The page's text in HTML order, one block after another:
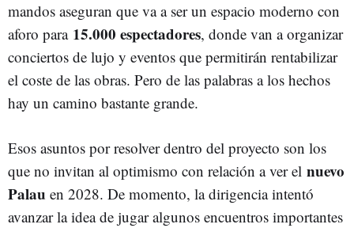
mandos aseguran que va a ser un espacio moderno con
aforo para 15.000 espectadores, donde van a organizar
conciertos de lujo y eventos que permitirán rentabilizar
el coste de las obras. Pero de las palabras a los hechos
hay un camino bastante grande.
Esos asuntos por resolver dentro del proyecto son los
que no invitan al optimismo con relación a ver el nuevo
Palau en 2028. De momento, la dirigencia intentó
avanzar la idea de jugar algunos encuentros importantes